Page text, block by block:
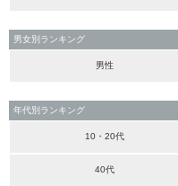
男女別ランキング
男性
年代別ランキング
10・20代
40代